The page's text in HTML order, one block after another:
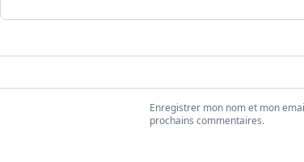
Enregistrer mon nom et mon
prochains commentaires.